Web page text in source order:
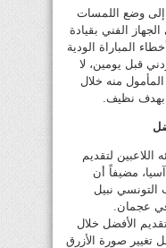
إلى وضع اللمسات
الفني بقيادة
المباراة الودية
قبل يومين، لا
منه خلال
بهدف نظيف.
لتقديم
مضيفاً أن
التونسي نبيل
في عجمان.
الأفضل خلال
تغيير صورة الأزرق